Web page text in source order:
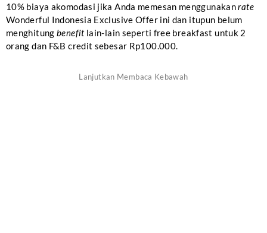
10% biaya akomodasi jika Anda memesan menggunakanrate
Wonderful Indonesia Exclusive Offer ini dan itupun belum
menghitungbenefit lain-lain seperti free breakfast untuk 2
orang dan F&B credit sebesar Rp100.000.